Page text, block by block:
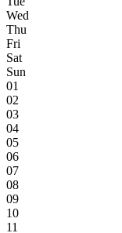
Wed
Thu
Fri
Sat
Sun
01
02
03
04
05
06
07
08
09
10
11